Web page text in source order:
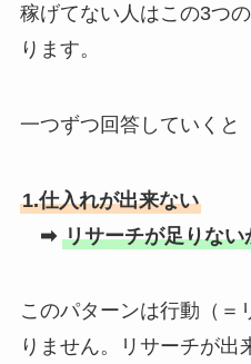
稼げてない人はこの3つ
ります。
一つずつ回答していくと
1.仕入れが出来ない
➡ リサーチが足りない
このパターンは行動（＝
りません。リサーチが出